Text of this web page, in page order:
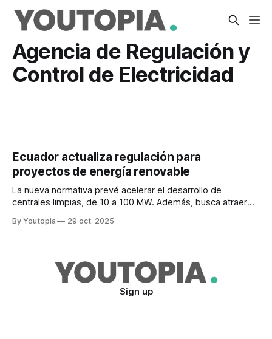
Agencia de Regulación y
Control de Electricidad
Ecuador actualiza regulación para
proyectos de energía renovable
La nueva normativa prevé acelerar el desarrollo de
centrales limpias, de 10 a 100 MW. Además, busca atraer
By Youtopia 29 oct. 2025
Sign up